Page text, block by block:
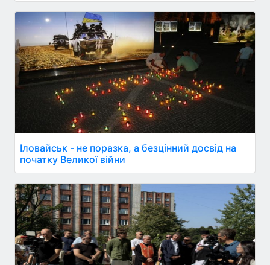
Іловайськ - не поразка, а безцінний досвід на
початку Великої війни